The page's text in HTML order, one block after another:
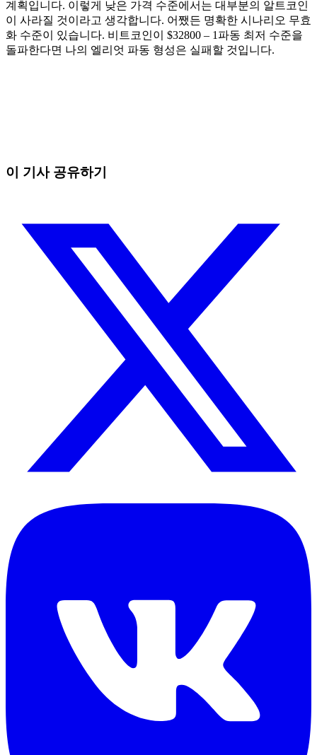
계획입니다. 이렇게 낮은 가격 수준에서는 대부분의 알트코인
이 사라질 것이라고 생각합니다. 어쨌든 명확한 시나리오 무효
화 수준이 있습니다. 비트코인이 $32800 – 1파동 최저 수준을
돌파한다면 나의 엘리엇 파동 형성은 실패할 것입니다.
이 기사 공유하기